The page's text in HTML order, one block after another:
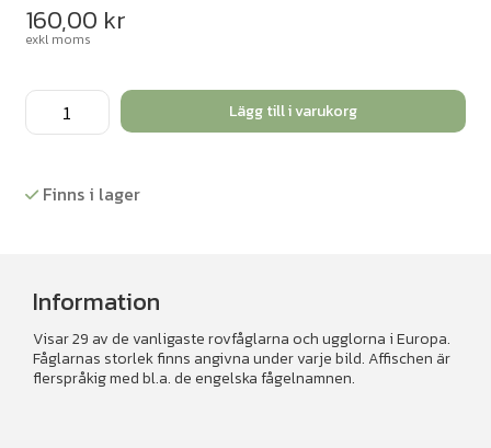
160,00 kr
exkl moms
Affisch
rovfåglar
ugglor
Lägg till i varukorg
Finns i lager
Information
Visar 29 av de vanligaste rovfåglarna och ugglorna i Europa.
Fåglarnas storlek finns angivna under varje bild. Affischen är
flerspråkig med bl.a. de engelska fågelnamnen.